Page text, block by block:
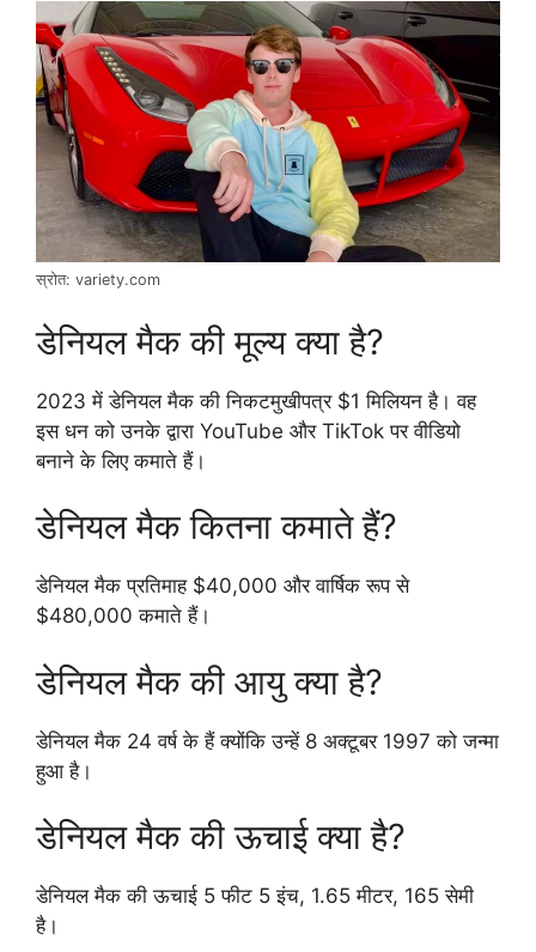
स्रोत: variety.com
डेनियल मैक की मूल्य क्या है?
2023 में डेनियल मैक की निकटमुखीपत्र $1 मिलियन है। वह
इस धन को उनके द्वारा YouTube और TikTok पर वीडियो
बनाने के लिए कमाते हैं।
डेनियल मैक कितना कमाते हैं?
डेनियल मैक प्रतिमाह $40,000 और वार्षिक रूप से
$480,000 कमाते हैं।
डेनियल मैक की आयु क्या है?
डेनियल मैक 24 वर्ष के हैं क्योंकि उन्हें 8 अक्टूबर 1997 को जन्मा
हुआ है।
डेनियल मैक की ऊचाई क्या है?
डेनियल मैक की ऊचाई 5 फीट 5 इंच, 1.65 मीटर, 165 सेमी
है।